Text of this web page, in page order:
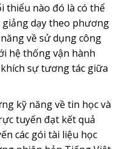
thiểu nào đó là có thể
dạy theo phương
về sử dụng công
hệ thống vận hành
sự tương tác giữa
kỹ năng về tin học và
tuyến đạt kết quả
các gói tài liệu học